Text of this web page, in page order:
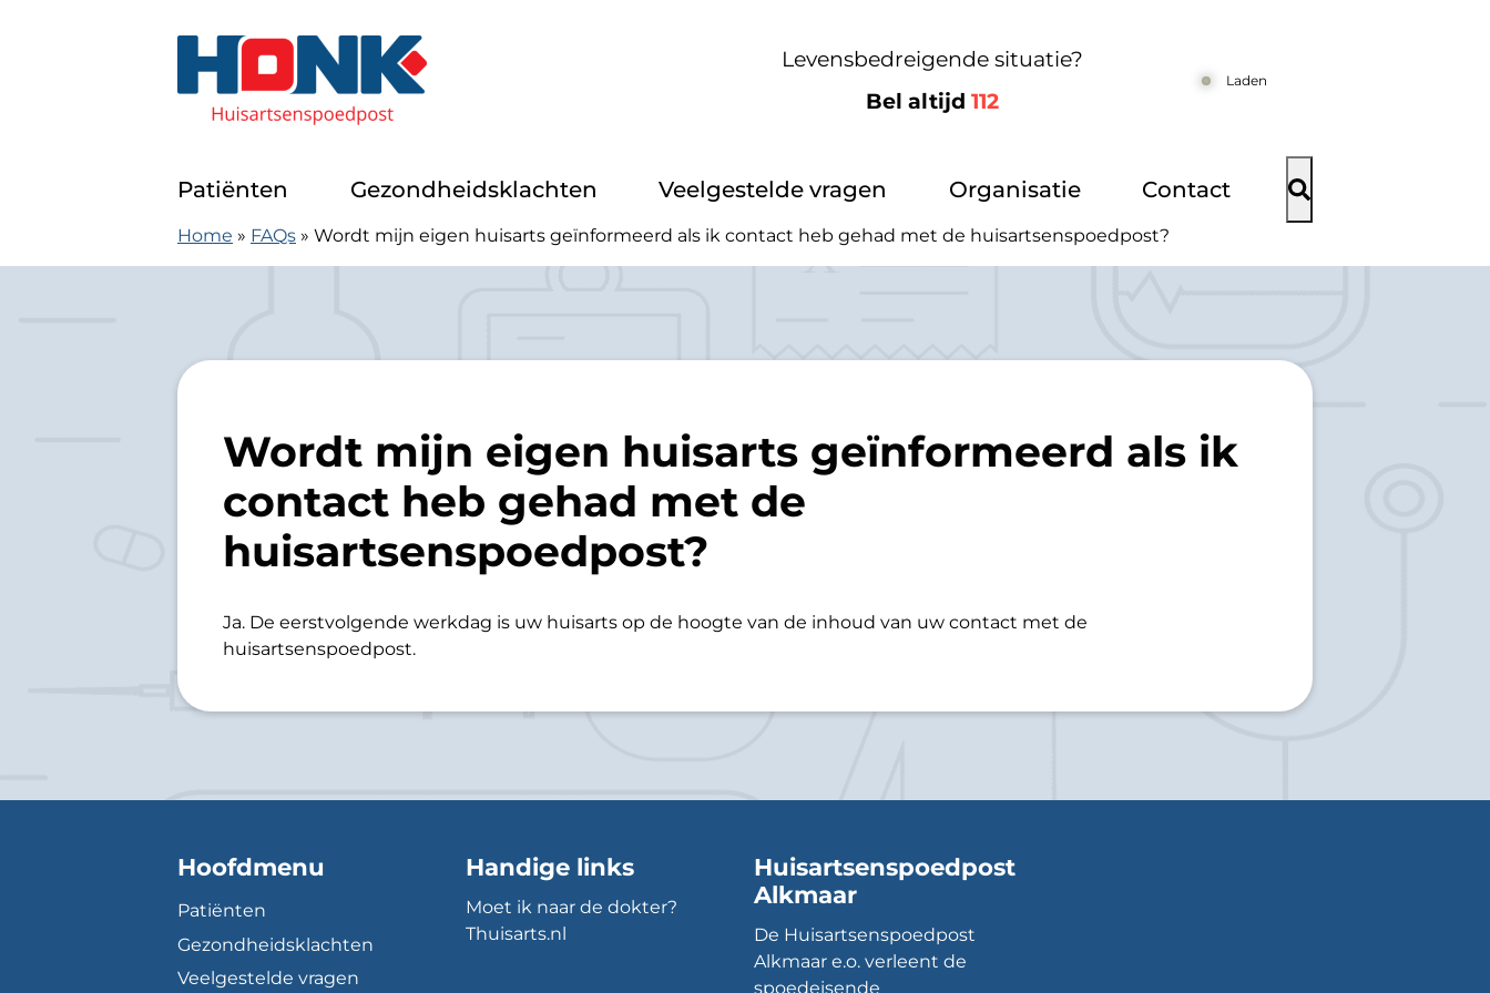
Levensbedreigende situatie?
Bel altijd112
Laden
Patiënten Gezondheidsklachten Veelgestelde vragen Organisatie Contact
Home » FAQs » Wordt mijn eigen huisarts geïnformeerd als ik contact heb gehad met de huisartsenspoedpost?
Wordt mijn eigen huisarts geïnformeerd als ik
contact heb gehad met de
huisartsenspoedpost?
Ja. De eerstvolgende werkdag is uw huisarts op de hoogte van de inhoud van uw contact met de
huisartsenspoedpost.
Hoofdmenu
Patiënten
Gezondheidsklachten
Veelgestelde vragen
Handige links
Moet ik naar de dokter?
Thuisarts.nl
Huisartsenspoedpost
Alkmaar
De Huisartsenspoedpost
Alkmaar e.o. verleent de
spoedeisende